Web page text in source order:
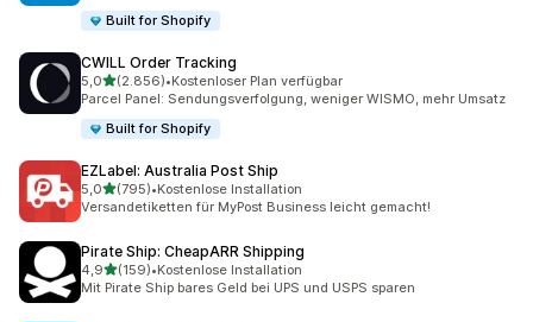
Built for Shopify
CWILL Order Tracking
5,0von 5 Sternen
(2.856)
2856 Rezensionen insgesamt
•Kostenloser Plan verfügbar
Parcel Panel: Sendungsverfolgung, weniger WISMO, mehr Umsatz
Built for Shopify
EZLabel: Australia Post Ship
5,0von 5 Sternen
(795)
795 Rezensionen insgesamt
•Kostenlose Installation
Versandetiketten für MyPost Business leicht gemacht!
Pirate Ship: CheapARR Shipping
4,9von 5 Sternen
(159)
159 Rezensionen insgesamt
•Kostenlose Installation
Mit Pirate Ship bares Geld bei UPS und USPS sparen